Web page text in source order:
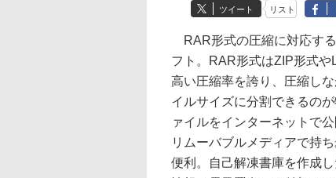
ツイート リスト
RAR形式の圧縮に対応す
フト。RAR形式はZIP形式や
高い圧縮率を誇り、圧縮し
イルサイズに分割できるの
ァイルをインターネットで公
リムーバブルメディアで持
便利。自己解凍書庫を作成